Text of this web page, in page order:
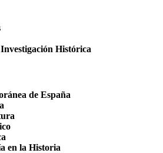
Histórica
de España
en la Historia